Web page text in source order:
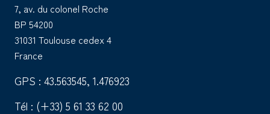
7, av. du colonel Roche
BP 54200
31031 Toulouse cedex 4
France
GPS : 43.563545, 1.476923
Tél : (+33) 5 61 33 62 00